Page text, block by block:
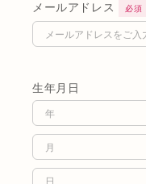
メールアドレス 必須
生年月日